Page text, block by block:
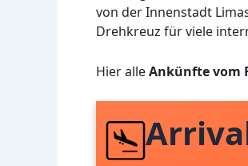
von der Innenstadt
Drehkreuz für viele
Hier alleAnkünfte vom